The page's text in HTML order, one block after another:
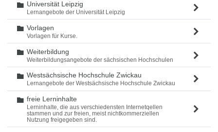
Ordner
Universität Leipzig
Lernangebote der Universität Leipzig
Ordner
Vorlagen
Vorlagen für Kurse.
Ordner
Weiterbildung
Weiterbildungsangebote der sächsischen Hochschulen
Ordner
Westsächsische Hochschule Zwickau
Lernangebote der Westsächsische Hochschule Zwickau
Ordner
freie Lerninhalte
Lerninhalte, die aus verschiedensten Internetqellen
stammen und zur freien, meist nichtkommerziellen
Nutzung freigegeben sind.